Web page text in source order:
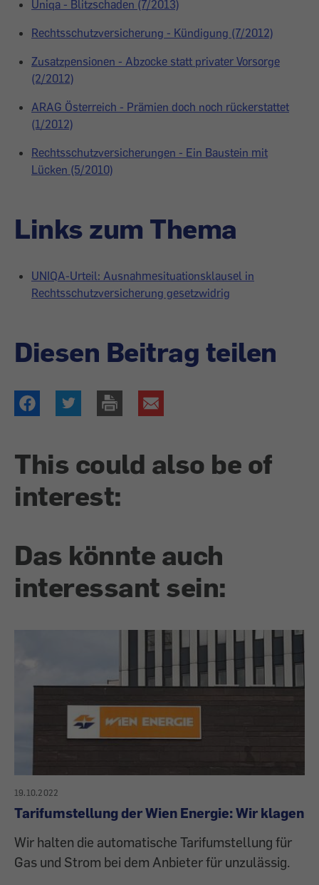
Uniqa - Blitzschaden (7/2013)
Rechtsschutzversicherung - Kündigung (7/2012)
Zusatzpensionen - Abzocke statt privater Vorsorge
(2/2012)
ARAG Österreich - Prämien doch noch rückerstattet
(1/2012)
Rechtsschutzversicherungen - Ein Baustein mit
Lücken (5/2010)
Links zum Thema
UNIQA-Urteil: Ausnahmesituationsklausel in
Rechtsschutzversicherung gesetzwidrig
Diesen Beitrag teilen
This could also be of
interest:
Das könnte auch
interessant sein:
19.10.2022
Tarifumstellung der Wien Energie: Wir klagen
Wir halten die automatische Tarifumstellung für
Gas und Strom bei dem Anbieter für unzulässig.